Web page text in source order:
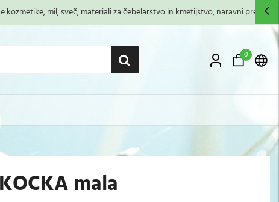
mil, sveč, materiali za čebelarstvo in kmetijstvo, naravni premazi,...
0
mala